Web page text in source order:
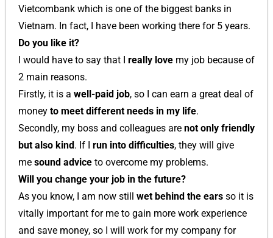
Vietcombank which is one of the biggest banks in
Vietnam. In fact, I have been working there for 5 years.
Do you like it?
I would have to say that I really love my job because of
2 main reasons.
Firstly, it is a well-paid job, so I can earn a great deal of
money to meet different needs in my life.
Secondly, my boss and colleagues are not only friendly
but also kind. If I run into difficulties, they will give
me sound advice to overcome my problems.
Will you change your job in the future?
As you know, I am now still wet behind the ears so it is
vitally important for me to gain more work experience
and save money, so I will work for my company for